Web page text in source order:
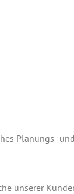
Pla­nungs-
unse­rer